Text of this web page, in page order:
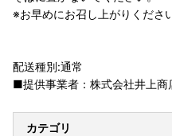
※お早めにお召し上がりください
配送種別:通常
■提供事業者：株式会社井上商
カテゴリ